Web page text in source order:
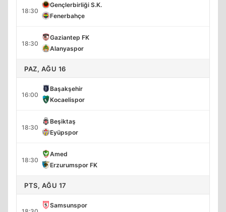
18:30
Gençlerbirliği S.K.
Fenerbahçe
18:30
Gaziantep FK
Alanyaspor
PAZ, AĞU 16
16:00
Başakşehir
Kocaelispor
18:30
Beşiktaş
Eyüpspor
18:30
Amed
Erzurumspor FK
PTS, AĞU 17
Samsunspor